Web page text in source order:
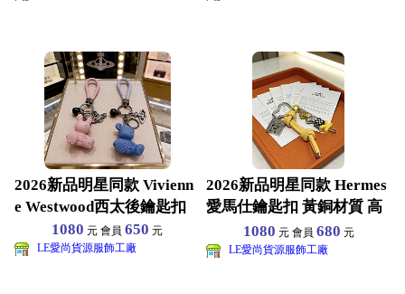
2026新品明星同款 Vivienn
e Westwood西太後鑰匙扣
1080 元 會員650 元
LE愛尚貨源服飾工廠
2026新品明星同款 Hermes
愛馬仕鑰匙扣 黃銅材質 高
端品質 包
1080 元 會員 680 元
LE愛尚貨源服飾工廠